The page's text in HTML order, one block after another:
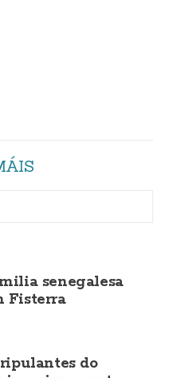
senegalesa
Fisterra
do